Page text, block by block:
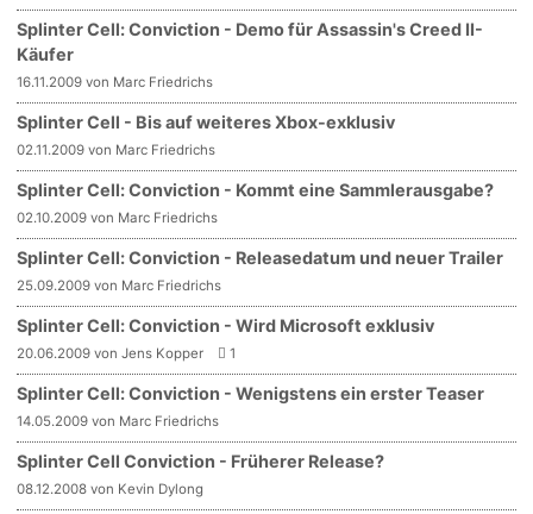
Splinter Cell: Conviction - Demo für Assassin's Creed II-
Käufer
16.11.2009 von Marc Friedrichs
Splinter Cell - Bis auf weiteres Xbox-exklusiv
02.11.2009 von Marc Friedrichs
Splinter Cell: Conviction - Kommt eine Sammlerausgabe?
02.10.2009 von Marc Friedrichs
Splinter Cell: Conviction - Releasedatum und neuer Trailer
25.09.2009 von Marc Friedrichs
Splinter Cell: Conviction - Wird Microsoft exklusiv
20.06.2009 von Jens Kopper 1
Splinter Cell: Conviction - Wenigstens ein erster Teaser
14.05.2009 von Marc Friedrichs
Splinter Cell Conviction - Früherer Release?
08.12.2008 von Kevin Dylong